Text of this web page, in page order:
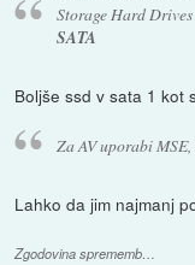
Storage Hard
SATA
Boljše ssd v sata 1 kot
Za AV uporabi
Lahko da jim najmanj
Zgodovina sprememb…